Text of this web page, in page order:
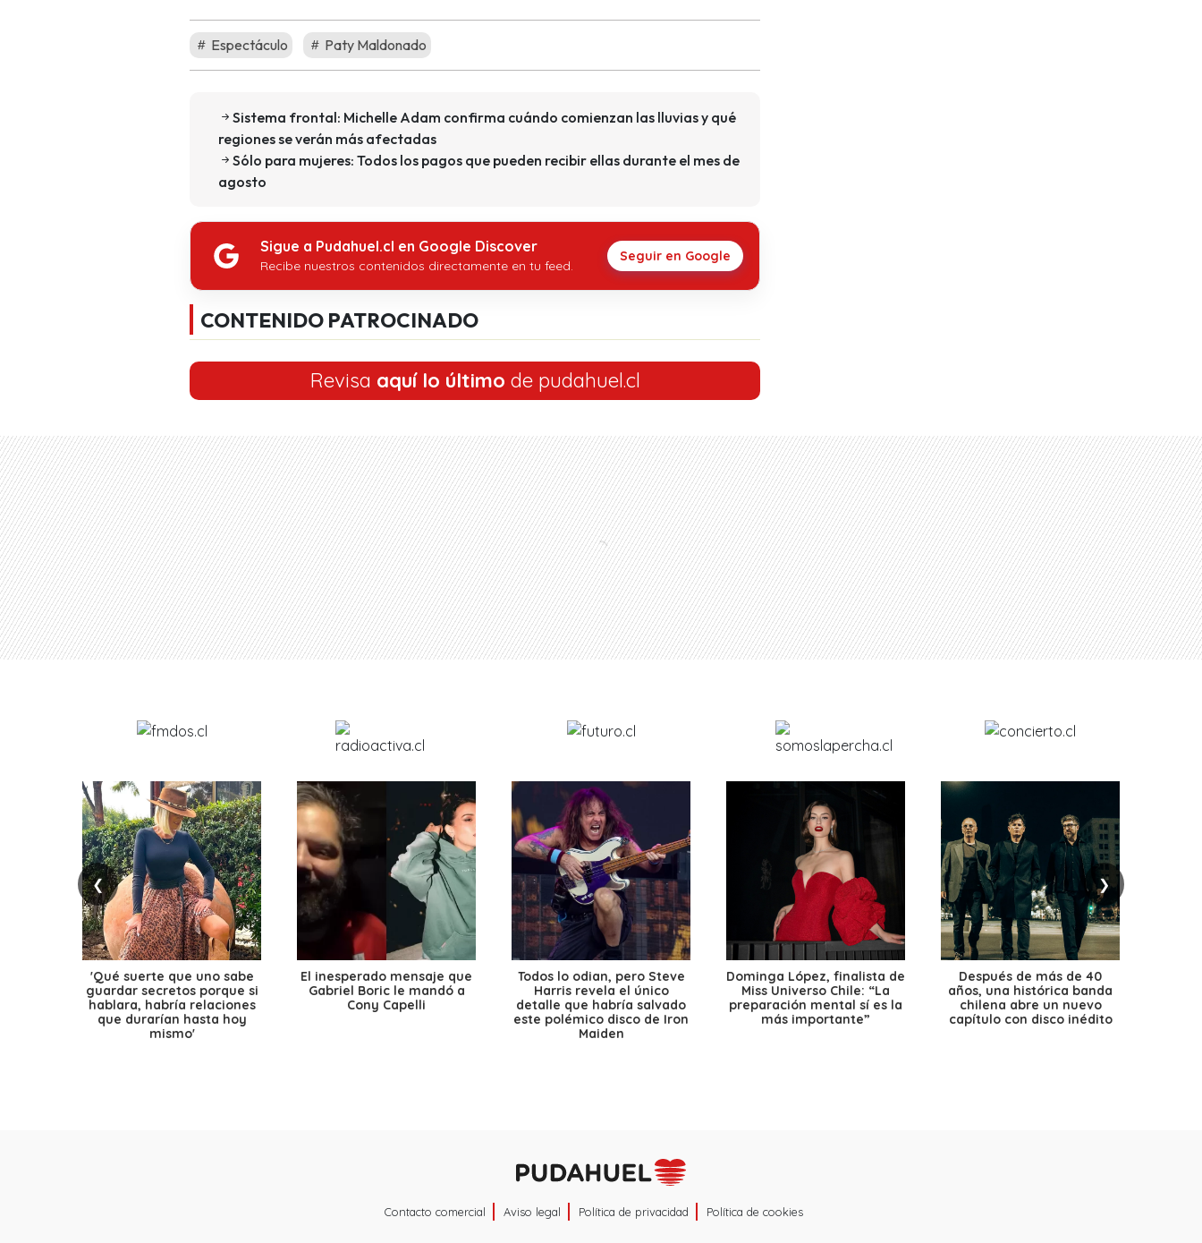
Espectáculo Paty Maldonado
Sistema frontal: Michelle Adam confirma cuándo comienzan las lluvias y qué
regiones se verán más afectadas
Sólo para mujeres: Todos los pagos que pueden recibir ellas durante el mes de
agosto
Sigue a Pudahuel.cl en Google Discover
Recibe nuestros contenidos directamente en tu feed.
Seguir en Google
CONTENIDO PATROCINADO
Revisa aquí lo último de pudahuel.cl
❮ ❯
'Qué suerte que uno sabe
guardar secretos porque si
hablara, habría relaciones
que durarían hasta hoy
mismo'
El inesperado mensaje que
Gabriel Boric le mandó a
Cony Capelli
Todos lo odian, pero Steve
Harris revela el único
detalle que habría salvado
este polémico disco de Iron
Maiden
Dominga López, finalista de
Miss Universo Chile: “La
preparación mental sí es la
más importante”
Después de más de 40
años, una histórica banda
chilena abre un nuevo
capítulo con disco inédito
Contacto comercial Aviso legal Política de privacidad Política de cookies